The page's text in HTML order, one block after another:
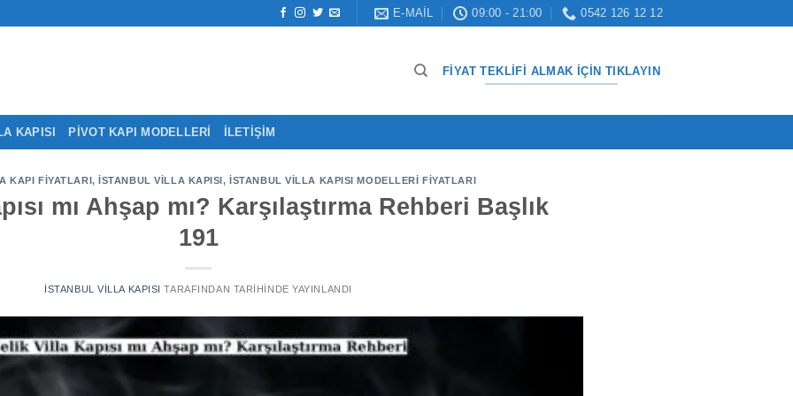
E-MAIL 09:00 - 21:00 0542 126 12 12
FIYAT TEKLIFI ALMAK İÇIN TIKLAYIN
KAPISI PIVOT KAPI MODELLERI İLETIŞIM
KAPI FIYATLARI,İSTANBUL VILLA KAPISI,İSTANBUL VILLA KAPISI MODELLERI FIYATLARI
mı Ahşap mı? Karşılaştırma Rehberi Başlık
191
İSTANBUL VILLA KAPISI TARAFINDAN TARIHINDE YAYINLANDI